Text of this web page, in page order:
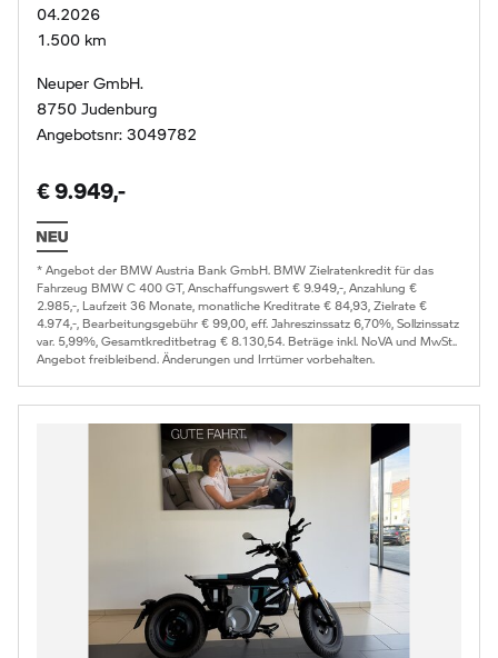
04.2026
1.500 km
Neuper GmbH.
8750 Judenburg
Angebotsnr: 3049782
€ 9.949,-
* Angebot der BMW Austria Bank GmbH. BMW Zielratenkredit für das
Fahrzeug BMW C 400 GT, Anschaffungswert € 9.949,-, Anzahlung €
2.985,-, Laufzeit 36 Monate, monatliche Kreditrate € 84,93, Zielrate €
4.974,-, Bearbeitungsgebühr € 99,00, eff. Jahreszinssatz 6,70%, Sollzinssatz
var. 5,99%, Gesamtkreditbetrag € 8.130,54. Beträge inkl. NoVA und MwSt..
Angebot freibleibend. Änderungen und Irrtümer vorbehalten.